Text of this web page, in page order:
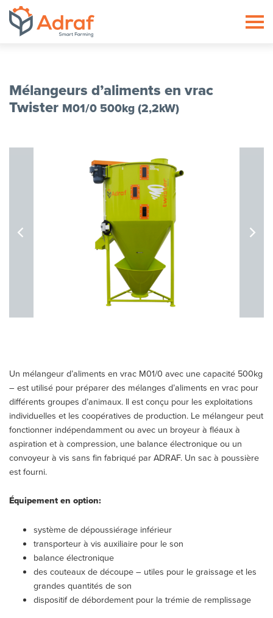
Mélangeurs d’aliments en vrac
Twister M01/0 500kg (2,2kW)
Un mélangeur d’aliments en vrac M01/0 avec une capacité 500kg
– est utilisé pour préparer des mélanges d’aliments en vrac pour
différents groupes d’animaux. Il est conçu pour les exploitations
individuelles et les coopératives de production. Le mélangeur peut
fonctionner indépendamment ou avec un broyeur à fléaux à
aspiration et à compression, une balance électronique ou un
convoyeur à vis sans fin fabriqué par ADRAF. Un sac à poussière
est fourni.
Équipement en option:
système de dépoussiérage inférieur
transporteur à vis auxiliaire pour le son
balance électronique
des couteaux de découpe – utiles pour le graissage et les
grandes quantités de son
dispositif de débordement pour la trémie de remplissage
ADRAF // Producent maszyn